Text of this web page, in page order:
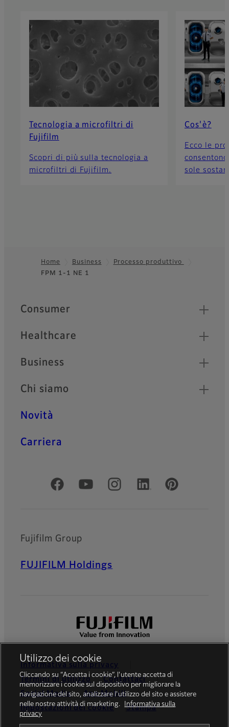
Tecnologia a microfiltri di
Fujifilm
Scopri di più sulla tecnologia a
microfiltri di Fujifilm.
Cos'è?
Ecco le
sole
Footer
Home Business
Processo produttivo
FPM 1-1 NE 1
Quick Links
Consumer
Healthcare
Business
Chi siamo
Novità
Carriera
Social media ufficiali
Fujifilm Group
FUJIFILM Holdings
Informativa sulla privacy
Termini di utilizzo
Contattaci
Social Media
App Mobili
Impostazioni dei cookie
Stampa
Utilizzo dei cookie
Cliccando su “Accetta i cookie”, l'utente accetta di
memorizzare i cookie sul dispositivo per migliorare la
navigazione del sito, analizzare l'utilizzo del sito e assistere
nelle nostre attività di marketing.
Informativa sulla
privacy